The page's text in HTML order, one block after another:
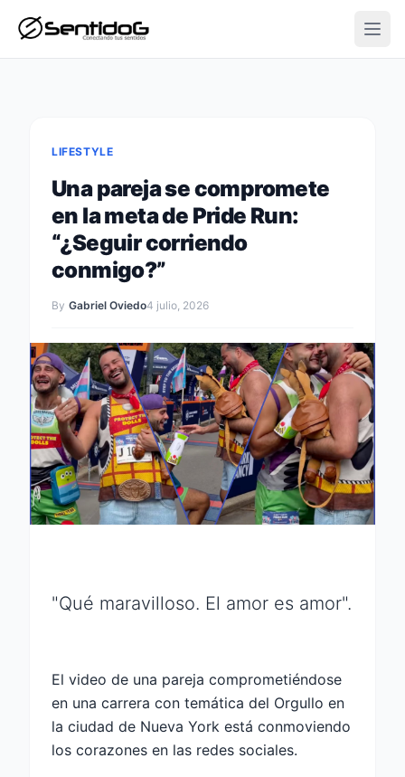
LIFESTYLE
Una pareja se compromete
en la meta de Pride Run:
“¿Seguir corriendo
conmigo?”
By Gabriel Oviedo4 julio, 2026
"Qué maravilloso. El amor es amor".
El video de una pareja comprometiéndose
en una carrera con temática del Orgullo en
la ciudad de Nueva York está conmoviendo
los corazones en las redes sociales.